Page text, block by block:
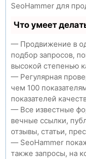
SeoHammer для
Что умеет
— Продвижение в
подбор запросов,
высокой степенью
— Регулярная
чем 100
показателей
— Все известные
вечные ссылки,
отзывы, статьи,
— SeoHammer
также запросы, на